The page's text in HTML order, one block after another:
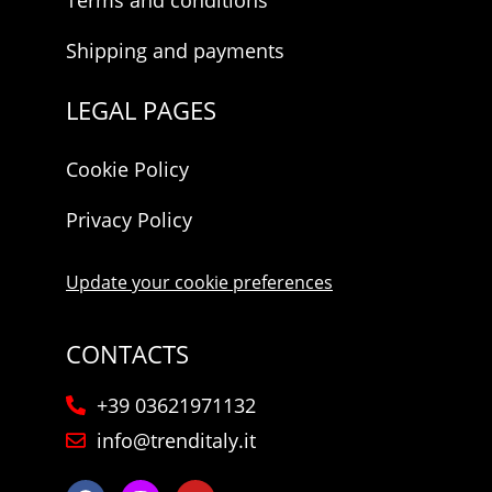
Shipping and payments
LEGAL PAGES
Cookie Policy
Privacy Policy
Update your cookie preferences
CONTACTS
+39 03621971132
info@trenditaly.it